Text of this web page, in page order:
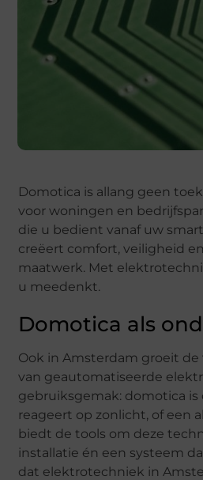
Domotica is allang geen
voor woningen en
die u bedient vanaf uw
creëert comfort, veiligheid
maatwerk. Met
u meedenkt.
Domotica als
Ook in Amsterdam groeit
van geautomatiseerde
gebruiksgemak: domotica
reageert op zonlicht, of een
biedt de tools om deze
installatie én een systeem
dat elektrotechniek in